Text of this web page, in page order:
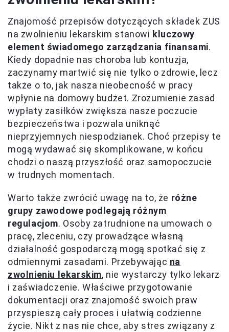
Znajomość przepisów dotyczących składek ZUS
na zwolnieniu lekarskim stanowi kluczowy
element świadomego zarządzania finansami.
Kiedy dopadnie nas choroba lub kontuzja,
zaczynamy martwić się nie tylko o zdrowie, lecz
także o to, jak nasza nieobecność w pracy
wpłynie na domowy budżet. Zrozumienie zasad
wypłaty zasiłków zwiększa nasze poczucie
bezpieczeństwa i pozwala uniknąć
nieprzyjemnych niespodzianek. Choć przepisy te
mogą wydawać się skomplikowane, w końcu
chodzi o naszą przyszłość oraz samopoczucie
w trudnych momentach.
Warto także zwrócić uwagę na to, że różne
grupy zawodowe podlegają różnym
regulacjom. Osoby zatrudnione na umowach o
pracę, zleceniu, czy prowadzące własną
działalność gospodarczą mogą spotkać się z
odmiennymi zasadami. Przebywając na
zwolnieniu lekarskim, nie wystarczy tylko lekarz
i zaświadczenie. Właściwe przygotowanie
dokumentacji oraz znajomość swoich praw
przyspieszą cały proces i ułatwią codzienne
życie. Nikt z nas nie chce, aby stres związany z